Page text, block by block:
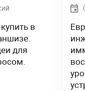
в
для